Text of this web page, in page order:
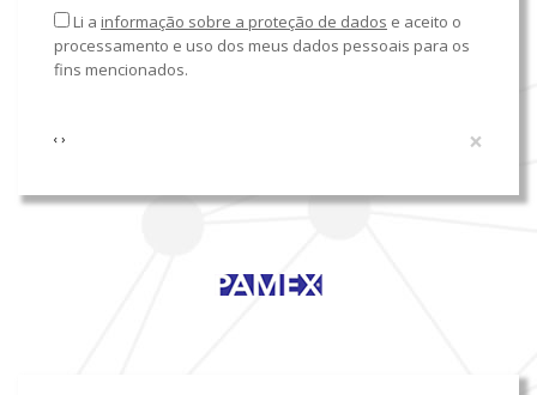
Li a informação sobre a proteção de dados e aceito o
processamento e uso dos meus dados pessoais para os
fins mencionados.
‹ › ×